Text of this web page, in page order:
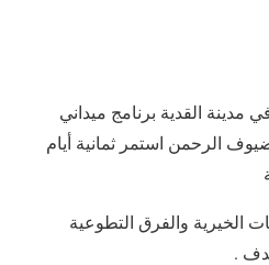
القدية برنامج ميداني
الرحمن استمر ثمانية أيام
الخيرية والفرق التطوعية
.